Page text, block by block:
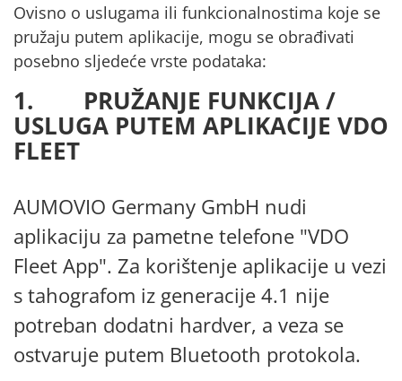
Ovisno o uslugama ili funkcionalnostima koje se
pružaju putem aplikacije, mogu se obrađivati
posebno sljedeće vrste podataka:
1. PRUŽANJE FUNKCIJA /
USLUGA PUTEM APLIKACIJE VDO
FLEET
AUMOVIO Germany GmbH nudi
aplikaciju za pametne telefone "VDO
Fleet App". Za korištenje aplikacije u vezi
s tahografom iz generacije 4.1 nije
potreban dodatni hardver, a veza se
ostvaruje putem Bluetooth protokola.